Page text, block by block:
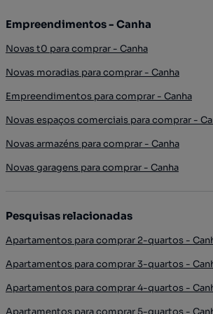
Empreendimentos - Canha
Novas t0 para comprar - Canha
Novas moradias para comprar - Canha
Empreendimentos para comprar - Canha
Novas espaços comerciais para comprar -
Novas armazéns para comprar - Canha
Novas garagens para comprar - Canha
Pesquisas relacionadas
Apartamentos para comprar 2-quartos -
Apartamentos para comprar 3-quartos -
Apartamentos para comprar 4-quartos -
Apartamentos para comprar 5-quartos -